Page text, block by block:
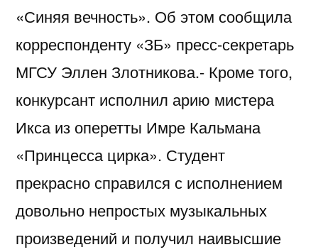
«Синяя вечность». Об этом сообщила
корреспонденту «ЗБ» пресс-секретарь
МГСУ Эллен Злотникова.- Кроме того,
конкурсант исполнил арию мистера
Икса из оперетты Имре Кальмана
«Принцесса цирка». Студент
прекрасно справился с исполнением
довольно непростых музыкальных
произведений и получил наивысшие